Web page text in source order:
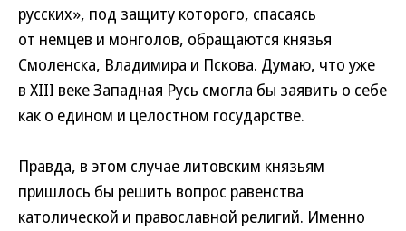
русских», под защиту которого, спасаясь
от немцев и монголов, обращаются князья
Смоленска, Владимира и Пскова. Думаю, что уже
в XIII веке Западная Русь смогла бы заявить о себе
как о едином и целостном государстве.
Правда, в этом случае литовским князьям
пришлось бы решить вопрос равенства
католической и православной религий. Именно